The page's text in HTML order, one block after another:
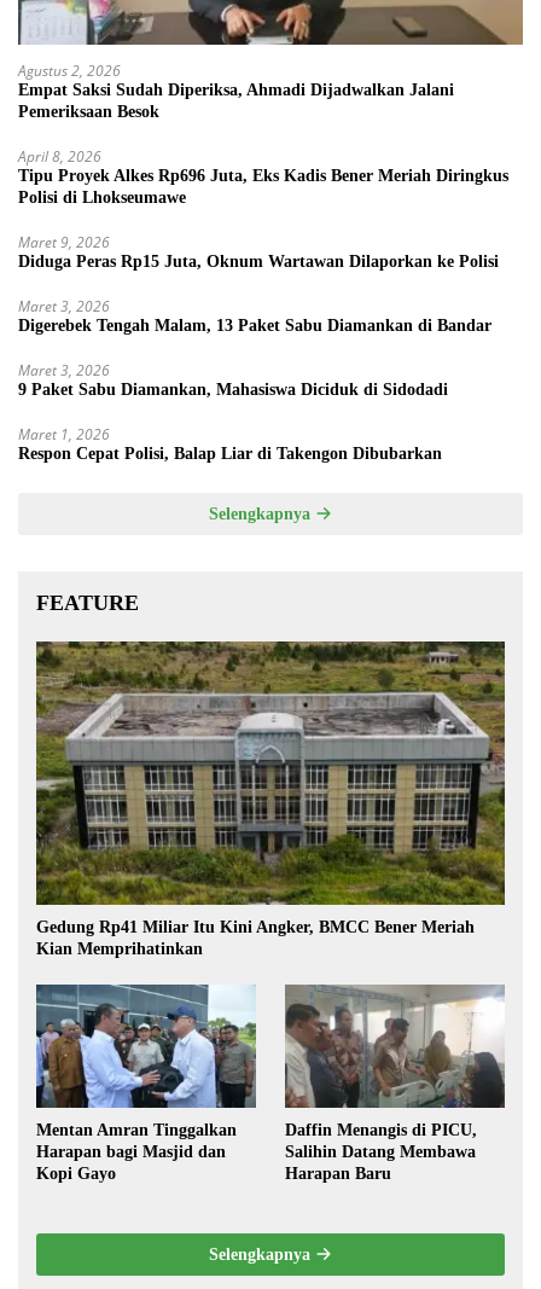
Agustus 2, 2026
Empat Saksi Sudah Diperiksa, Ahmadi Dijadwalkan Jalani
Pemeriksaan Besok
April 8, 2026
Tipu Proyek Alkes Rp696 Juta, Eks Kadis Bener Meriah Diringkus
Polisi di Lhokseumawe
Maret 9, 2026
Diduga Peras Rp15 Juta, Oknum Wartawan Dilaporkan ke Polisi
Maret 3, 2026
Digerebek Tengah Malam, 13 Paket Sabu Diamankan di Bandar
Maret 3, 2026
9 Paket Sabu Diamankan, Mahasiswa Diciduk di Sidodadi
Maret 1, 2026
Respon Cepat Polisi, Balap Liar di Takengon Dibubarkan
Selengkapnya
FEATURE
Gedung Rp41 Miliar Itu Kini Angker, BMCC Bener Meriah
Kian Memprihatinkan
Mentan Amran Tinggalkan
Harapan bagi Masjid dan
Kopi Gayo
Daffin Menangis di PICU,
Salihin Datang Membawa
Harapan Baru
Selengkapnya